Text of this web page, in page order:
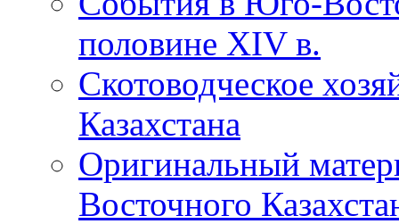
половине XIV в.
Скотоводческое
Казахстана
Оригинальный
Восточного